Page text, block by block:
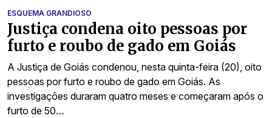
ESQUEMA GRANDIOSO
Justiça condena oito pessoas por
furto e roubo de gado em Goiás
A Justiça de Goiás condenou, nesta quinta-feira (20), oito
pessoas por furto e roubo de gado em Goiás. As
investigações duraram quatro meses e começaram após o
furto de 50…